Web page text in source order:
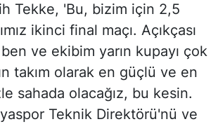
Tekke, 'Bu, bizim için 2,5
ikinci final maçı. Açıkçası
ve ekibim yarın kupayı çok
takım olarak en güçlü ve en
sahada olacağız, bu kesin.
Teknik Direktörü'nü ve